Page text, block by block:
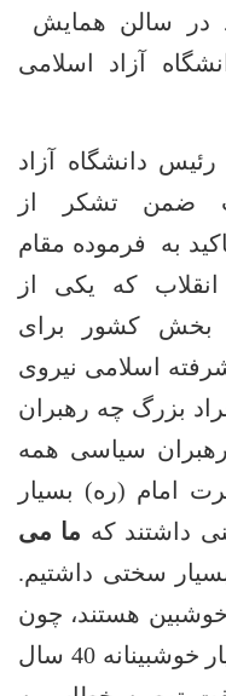
سالن همایش
آزاد اسلامی
دانشگاه آزاد
تشکر از
به فرموده مقام
که یکی از
کشور برای
اسلامی نیروی
بزرگ چه رهبران
سیاسی همه
(ره) بسیار
داشتند کهما می
سختی داشتیم.
هستند، چون
در برنامه گام دوم انقلاب بسیار خوشبینانه 40 سال